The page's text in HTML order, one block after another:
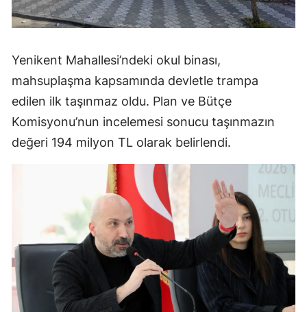
Yenikent Mahallesi’ndeki okul binası,
mahsuplaşma kapsamında devletle trampa
edilen ilk taşınmaz oldu. Plan ve Bütçe
Komisyonu’nun incelemesi sonucu taşınmazın
değeri 194 milyon TL olarak belirlendi.